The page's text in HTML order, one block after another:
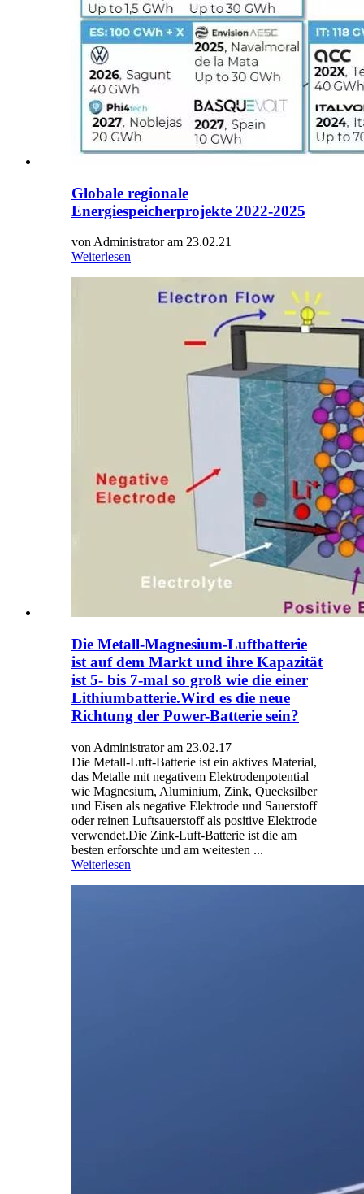
Globale regionale
Energiespeicherprojekte 2022-2025
von Administrator am 23.02.21
Weiterlesen
Die Metall-Magnesium-Luftbatterie
ist auf dem Markt und ihre Kapazität
ist 5- bis 7-mal so groß wie die einer
Lithiumbatterie.Wird es die neue
Richtung der Power-Batterie sein?
von Administrator am 23.02.17
Die Metall-Luft-Batterie ist ein aktives Material,
das Metalle mit negativem Elektrodenpotential
wie Magnesium, Aluminium, Zink, Quecksilber
und Eisen als negative Elektrode und Sauerstoff
oder reinen Luftsauerstoff als positive Elektrode
verwendet.Die Zink-Luft-Batterie ist die am
besten erforschte und am weitesten ...
Weiterlesen